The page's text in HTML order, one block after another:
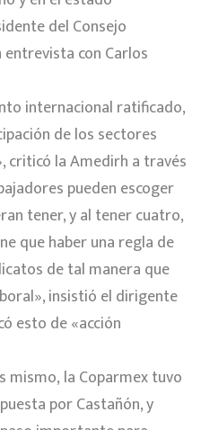
del Consejo
con Carlos
internacional ratificado,
de los sectores
criticó la Amedirh a través
pueden escoger
tener, y al tener cuatro,
que haber una regla de
de tal manera que
insistió el dirigente
esto de «acción
mismo, la Coparmex tuvo
por Castañón, y